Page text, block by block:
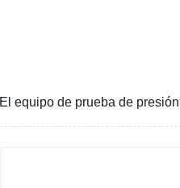
El equipo de prueba de